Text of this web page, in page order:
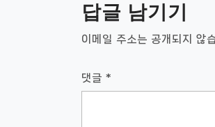
게
이
션
답글 남기기
이메일 주소는 공개되지 않
댓글 *